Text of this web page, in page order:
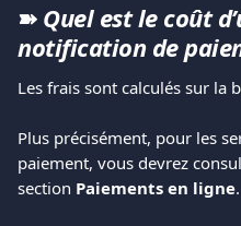
➽ Quel est le coût
notification de
Les frais sont calculés sur la
Plus précisément, pour les
paiement, vous devrez
section Paiements en ligne.